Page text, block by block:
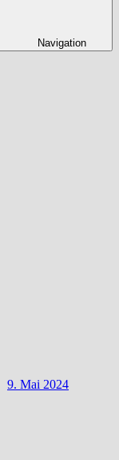
Navigation
9. Mai 2024